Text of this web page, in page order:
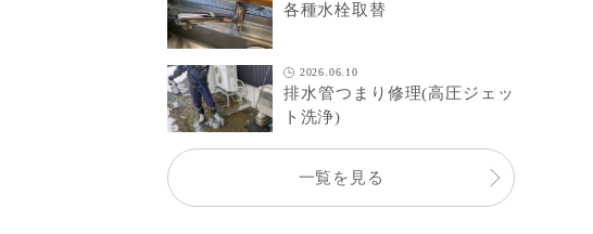
各種水栓取替
2026.06.10
排水管つまり修理(高圧ジェッ
ト洗浄)
一覧を見る